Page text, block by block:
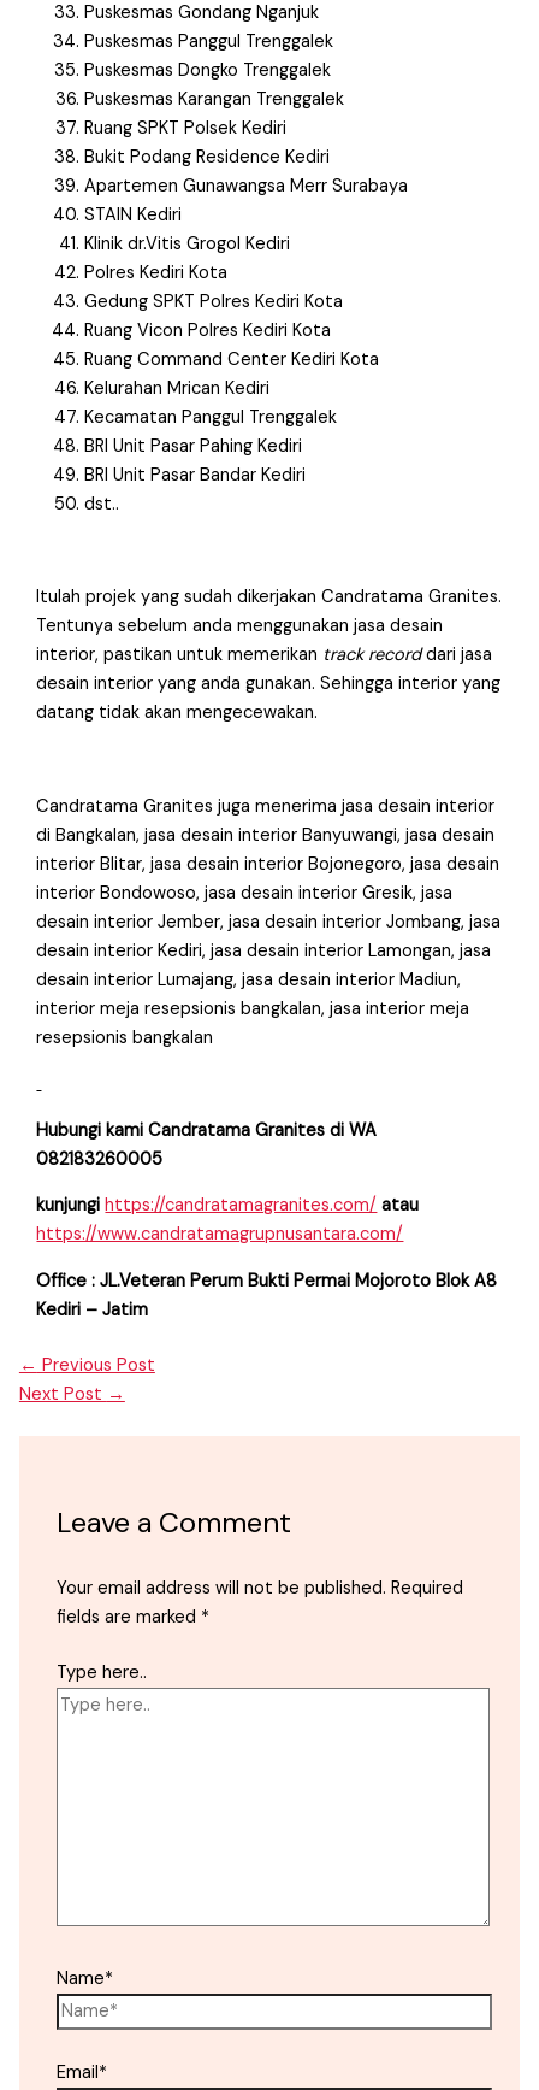
Puskesmas Gondang Nganjuk
Puskesmas Panggul Trenggalek
Puskesmas Dongko Trenggalek
Puskesmas Karangan Trenggalek
Ruang SPKT Polsek Kediri
Bukit Podang Residence Kediri
Apartemen Gunawangsa Merr Surabaya
STAIN Kediri
Klinik dr.Vitis Grogol Kediri
Polres Kediri Kota
Gedung SPKT Polres Kediri Kota
Ruang Vicon Polres Kediri Kota
Ruang Command Center Kediri Kota
Kelurahan Mrican Kediri
Kecamatan Panggul Trenggalek
BRI Unit Pasar Pahing Kediri
BRI Unit Pasar Bandar Kediri
dst..
Itulah projek yang sudah dikerjakan Candratama Granites.
Tentunya sebelum anda menggunakan jasa desain
interior, pastikan untuk memerikan track recorddari jasa
desain interior yang anda gunakan. Sehingga interior yang
datang tidak akan mengecewakan.
Candratama Granites juga menerima jasa desain interior
di Bangkalan, jasa desain interior Banyuwangi, jasa desain
interior Blitar, jasa desain interior Bojonegoro, jasa desain
interior Bondowoso, jasa desain interior Gresik, jasa
desain interior Jember, jasa desain interior Jombang, jasa
desain interior Kediri, jasa desain interior Lamongan, jasa
desain interior Lumajang, jasa desain interior Madiun,
interior meja resepsionis bangkalan, jasa interior meja
resepsionis bangkalan
Hubungi kami Candratama Granites di WA
082183260005
kunjungihttps://candratamagranites.com/ atau
https://www.candratamagrupnusantara.com/
Office : JL.Veteran Perum Bukti Permai Mojoroto Blok A8
Kediri – Jatim
← Previous Post
Next Post →
Leave a Comment
Your email address will not be published. Required
fields are marked *
Type here..
Name*
Email*